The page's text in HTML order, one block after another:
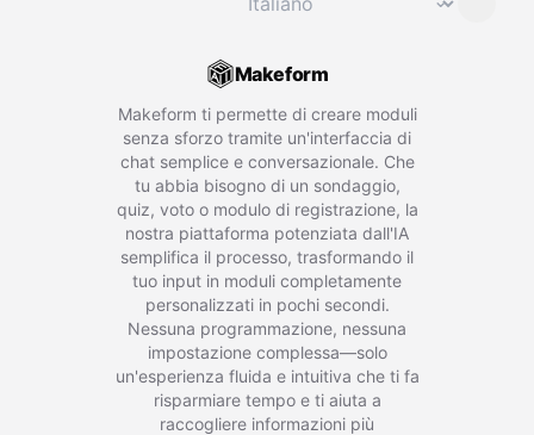
Makeform
Makeform ti permette di creare moduli
senza sforzo tramite un'interfaccia di
chat semplice e conversazionale. Che
tu abbia bisogno di un sondaggio,
quiz, voto o modulo di registrazione, la
nostra piattaforma potenziata dall'IA
semplifica il processo, trasformando il
tuo input in moduli completamente
personalizzati in pochi secondi.
Nessuna programmazione, nessuna
impostazione complessa—solo
un'esperienza fluida e intuitiva che ti fa
risparmiare tempo e ti aiuta a
raccogliere informazioni più